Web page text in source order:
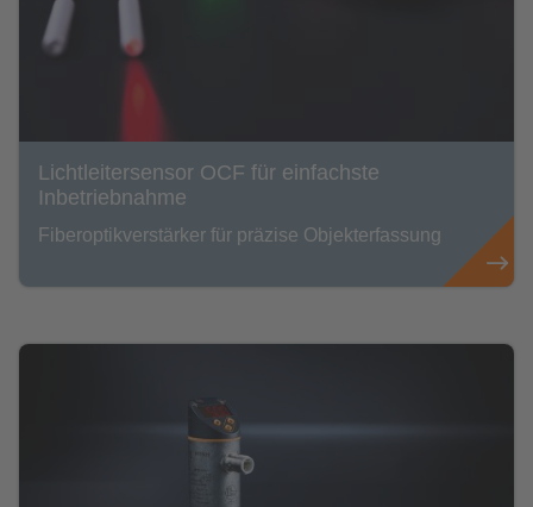
Lichtleitersensor OCF für einfachste
Inbetriebnahme
Fiberoptikverstärker für präzise Objekterfassung